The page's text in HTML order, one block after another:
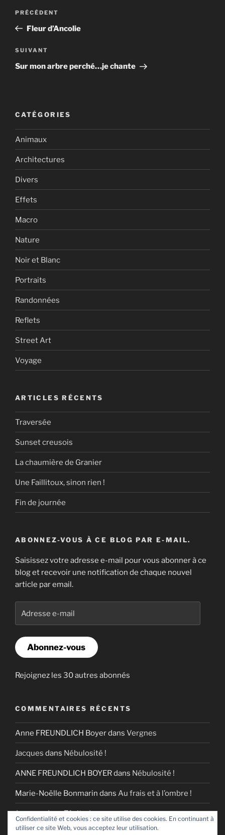
Navigation
l’article
Article
précédent
PRÉCÉDENT
Fleur d’Ancolie
Article
suivant
SUIVANT
Sur mon arbre perché…je chante
CATÉGORIES
Animaux
Architectures
Divers
Effets
Macro
Nature
Noir et Blanc
Portraits
Randonnées
Reflets
Street Art
Voyage
ARTICLES RÉCENTS
Traversée
Sunset creusois
La chaumière de Granier
Une Faillitoux, sinon rien !
Fin de journée
ABONNEZ-VOUS À CE BLOG PAR E-MAIL.
Saisissez votre adresse e-mail pour vous abonner à ce
blog et recevoir une notification de chaque nouvel
article par email.
Abonnez-vous
Rejoignez les 30 autres abonnés
COMMENTAIRES RÉCENTS
Anne FREUNDLICH Boyerdans Vergnes
Jacques dans Nébulosité !
ANNE FREUNDLICH BOYERdans Nébulosité !
Marie-Noëlle Bonmarin dans Au frais et à l’ombre !
JacquesdansZénitude
Confidentialité et cookies : ce site utilise des cookies. En continuant à
utiliser ce site Web, vous acceptez leur utilisation.